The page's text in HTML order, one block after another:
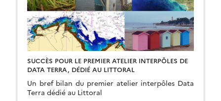
SUCCÈS POUR LE PREMIER ATELIER INTERPÔLES DE
DATA TERRA, DÉDIÉ AU LITTORAL
Un bref bilan du premier atelier interpôles Data
Terra dédié au Littoral